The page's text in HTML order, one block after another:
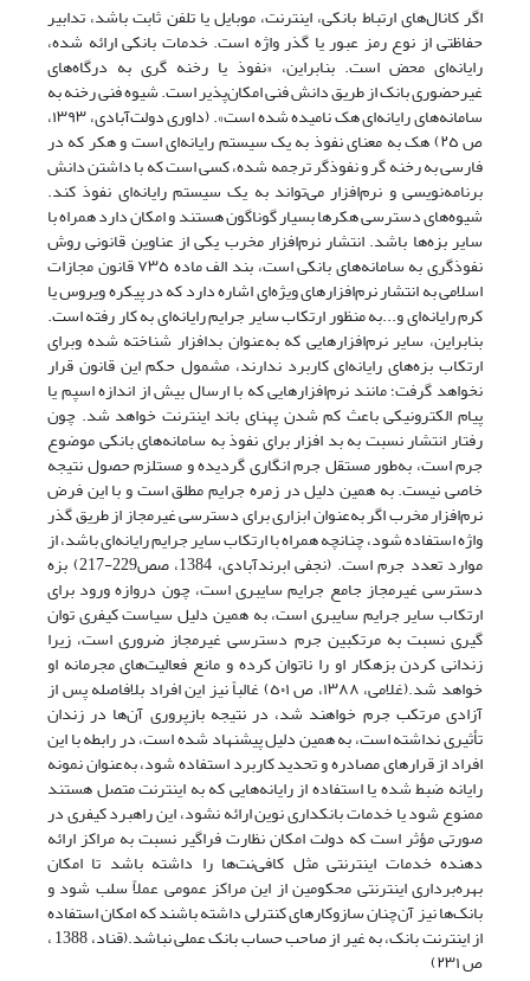
اگر کانال‌های ارتباط بانکی، اینترنت، موبایل یا تلفن‌ ثابت‌ باشد، تدابیر
حفاظتی از نوع‌ رمز‌ عبور‌ یا‌ گذر واژه‌ است. خدمات‌ بانکی‌ ارائه شده،
رایانه‌ای محض است. بنابراین، «نفوذ یا رخنه گری به درگاه‌های‌
غیرحضوری‌ بانک‌ از طریق دانش فنی امکان‌پذیر است. شیوه‌ فنی‌ رخنه‌ به‌
سامانه‌های‌ رایانه‌ای هک نامیده شده است». (داوری دولت‌آبادی، ١٣٩٣،
ص ٢٥) هک به معنای نفوذ به یک سیستم رایانه‌ای است و هکر که در
فارسی به رخنه‌ گر و نفوذگر ترجمه شده، کسی است که با داشتن دانش
برنامه‌نویسی و نرم‌افزار می‌تواند به یک سیستم رایانه‌ای نفوذ کند.
شیوه‌های دسترسی هکرها بسیار‌ گوناگون‌ هستند و امکان دارد همراه با
سایر بزه‌ها باشد. انتشار نرم‌افزار مخرب یکی از عناوین قانونی روش
نفوذگری به سامانه‌های بانکی است، بند الف ماده ٧٣٥ قانون‌ مجازات‌
اسلامی به انتشار نرم‌افزارهای ویژه‌ای اشاره دارد که در پیکره ویروس یا
کرم رایانه‌ای و...به منظور ارتکاب سایر‌ جرایم رایانه‌ای به کار‌ رفته‌ است.
بنابراین، سایر نرم‌افزارهایی که به‌عنوان بدافزار شناخته شده وبرای
ارتکاب بزه‌های رایانه‌ای کاربرد ندارند، مشمول حکم این قانون‌ قرار‌
نخواهد گرفت؛ مانند نرم‌افزارهایی‌ که با ارسال بیش از اندازه اسپم یا
پیام الکترونیکی باعث کم شدن پهنای باند اینترنت خواهد شد. چون
رفتار انتشار نسبت به بد افزار برای نفوذ به سامانه‌های‌ بانکی‌ موضوع
جرم است، به‌طور مستقل جرم انگاری گردیده و مستلزم حصول نتیجه
خاصی نیست. به همین دلیل در زمره جرایم مطلق است و با این فرض
نرم‌افزار‌ مخرب‌ اگر به‌عنوان ابزاری برای دسترسی غیرمجاز از طریق گذر
واژه استفاده شود، چنانچه همراه با ارتکاب سایر جرایم‌ رایانه‌ای باشد، از
موارد تعدد جرم است. (نجفی ابرندآبادی، 1384، صص229-217) بزه
دسترسی غیرمجاز جامع جرایم سایبری است، چون دروازه ورود برای‌
‌‌ارتکاب‌ سایر جرایم سایبری است، به همین دلیل سیاست کیفری توان
گیری نسبت‌ به‌ مرتکبین‌ جرم دسترسی غیرمجاز ضروری است، زیرا
زندانی کردن بزهکار او را ناتوان کرده و مانع‌ فعالیت‌های مجرمانه او
خواهد شد.(غلامی، ١٣٨٨، ص ٥٠١) غالباً نیز این افراد‌ بلافاصله پس از
آزادی‌ مرتکب‌ جرم خواهند شد، در نتیجه بازپروری آن‌ها در زندان
تأثیری نداشته است، به همین دلیل پیشنهاد شده است، در رابطه با این
افراد از قرارهای مصادره و تحدید کاربرد استفاده‌ شود، به‌عنوان نمونه
رایانه ضبط شده یا استفاده از رایانه‌هایی که به اینترنت متصل هستند
ممنوع شود یا خدمات بانکداری نوین ارائه نشود، این راهبرد‌ کیفری‌ در
صورتی مؤثر است که دولت امکان نظارت فراگیر نسبت به مراکز ارائه
دهنده خدمات اینترنتی مثل کافی‌نت‌ها را داشته باشد تا امکان
بهره‌برداری اینترنتی محکومین از‌ این‌ مراکز عمومی عملاً سلب شود و
بانک‌ها نیز آن‌چنان سازوکارهای کنترلی داشته باشند که امکان استفاده
از اینترنت بانک، به غیر از صاحب حساب بانک عملی نباشد.(قناد، 1388 ‌،
ص ٢٣١‌)